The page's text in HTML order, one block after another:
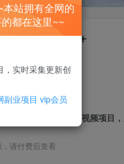
月变现10w+
全新玩法，夫妻搞笑视频项目
请付费后查看
站拥有全网的
都在这里~~
，实时采集更新创
副业项目 vip会员